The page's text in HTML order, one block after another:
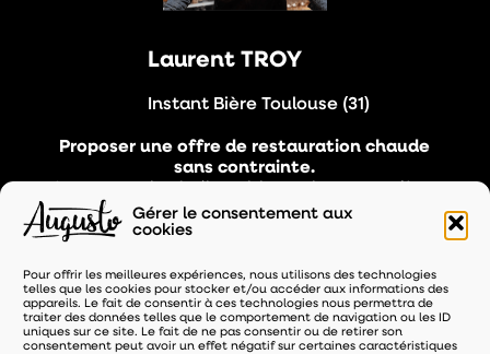
Gérer le consentement aux
cookies
Pour offrir les meilleures expériences, nous utilisons des technologies
telles que les cookies pour stocker et/ou accéder aux informations des
appareils. Le fait de consentir à ces technologies nous permettra de
traiter des données telles que le comportement de navigation ou les ID
uniques sur ce site. Le fait de ne pas consentir ou de retirer son
consentement peut avoir un effet négatif sur certaines caractéristiques
Laurent TROY
Instant Bière Toulouse (31)
Proposer une offre de restauration chaude
sans contrainte.
qui nous permet de travailler sereinement.
Pour nous le concept est complet, agréable.
là, on est entre 150 et 200 pizzas par semaine.
Lire plus Le témoignage en vidéo